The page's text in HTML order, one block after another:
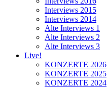
Interviews 2015
Interviews 2014
Alte Interviews 1
Alte Interviews 2
Alte Interviews 3
Live!
KONZERTE 2026
KONZERTE 2025
KONZERTE 2024